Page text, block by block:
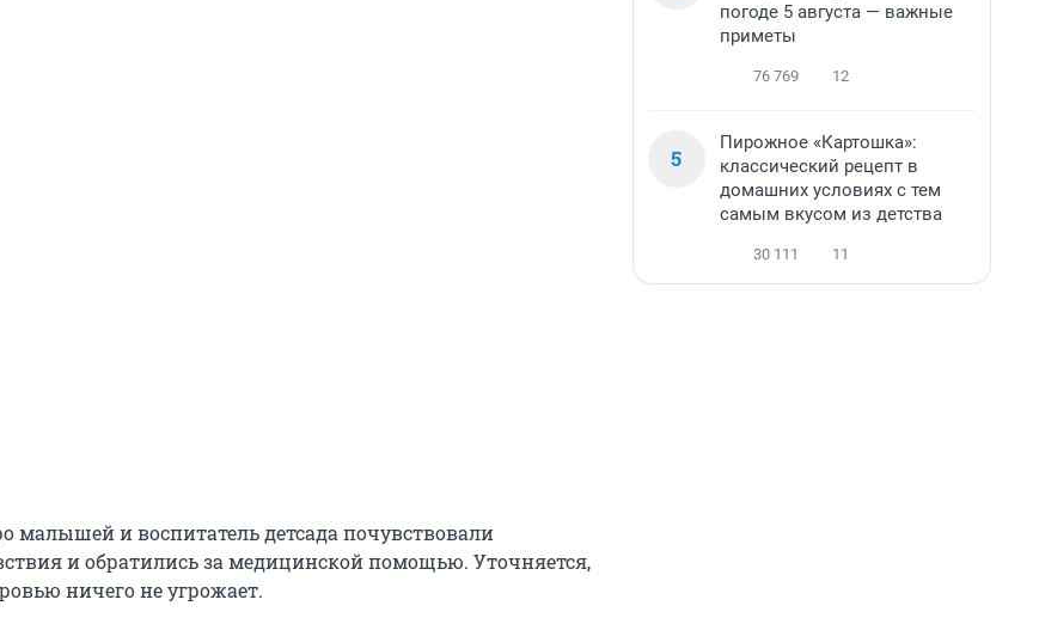
малышей и воспитатель детсада почувствовали
и обратились за медицинской помощью. Уточняется,
ничего не угрожает.
погоде 5 августа — важные
приметы
76 769 12
5
Пирожное «Картошка»:
классический рецепт в
домашних условиях с тем
самым вкусом из детства
30 111 11